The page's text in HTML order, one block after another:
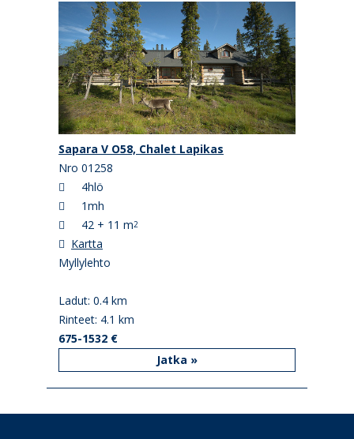
Sapara V O58, Chalet Lapikas
Nro 01258
4hlö
1mh
42 + 11 m2
Kartta
Myllylehto
Ladut: 0.4 km
Rinteet: 4.1 km
675-1532 €
Jatka »